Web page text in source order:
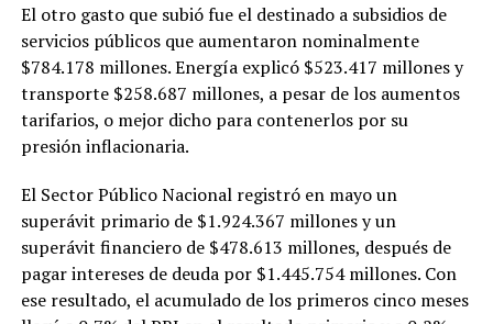
El otro gasto que subió fue el destinado a subsidios de
servicios públicos que aumentaron nominalmente
$784.178 millones. Energía explicó $523.417 millones y
transporte $258.687 millones, a pesar de los aumentos
tarifarios, o mejor dicho para contenerlos por su
presión inflacionaria.
El Sector Público Nacional registró en mayo un
superávit primario de $1.924.367 millones y un
superávit financiero de $478.613 millones, después de
pagar intereses de deuda por $1.445.754 millones. Con
ese resultado, el acumulado de los primeros cinco meses